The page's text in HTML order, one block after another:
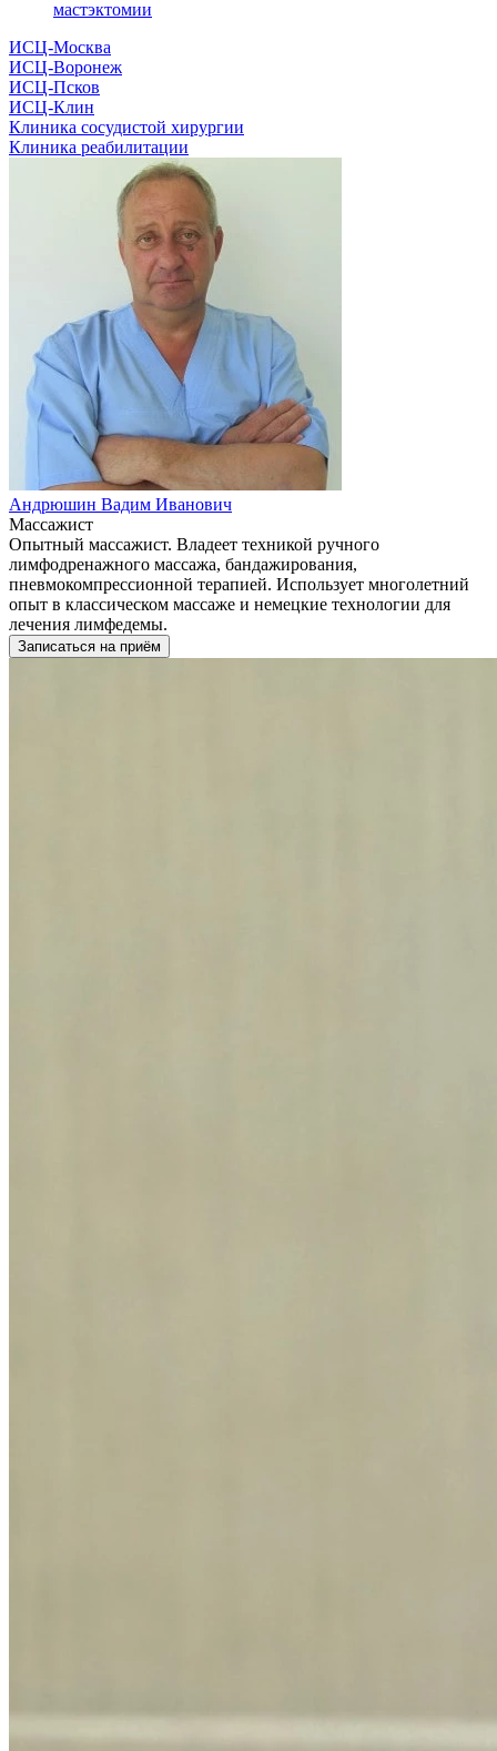
мастэктомии
ИСЦ-Москва
ИСЦ-Воронеж
ИСЦ-Псков
ИСЦ-Клин
Клиника сосудистой хирургии
Клиника реабилитации
Андрюшин Вадим Иванович
Массажист
Опытный массажист. Владеет техникой ручного
лимфодренажного массажа, бандажирования,
пневмокомпрессионной терапией. Использует многолетний
опыт в классическом массаже и немецкие технологии для
лечения лимфедемы.
Записаться на приём